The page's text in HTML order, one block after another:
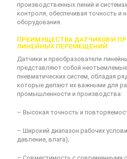
производственных линий и
контроля, обеспечивая точность и
оборудования.
ПРЕИМУЩЕСТВА ДАТЧИКОВ И
ЛИНЕЙНЫХ ПЕРЕМЕЩЕНИЙ
Датчики и преобразователи
представляют собой
пневматических систем, обладая
которые делают их важными для
промышленности и производства:
– Высокая точность и
– Широкий диапазон рабочих
давление, влага);